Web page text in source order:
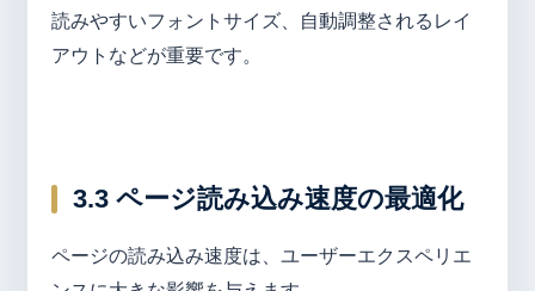
読みやすいフォントサイズ、自動調整されるレイ
アウトなどが重要です。
3.3 ページ読み込み速度の最適化
ページの読み込み速度は、ユーザーエクスペリエ